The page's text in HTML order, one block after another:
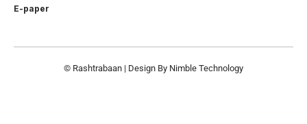
E-paper
© Rashtrabaan | Design By Nimble Technology